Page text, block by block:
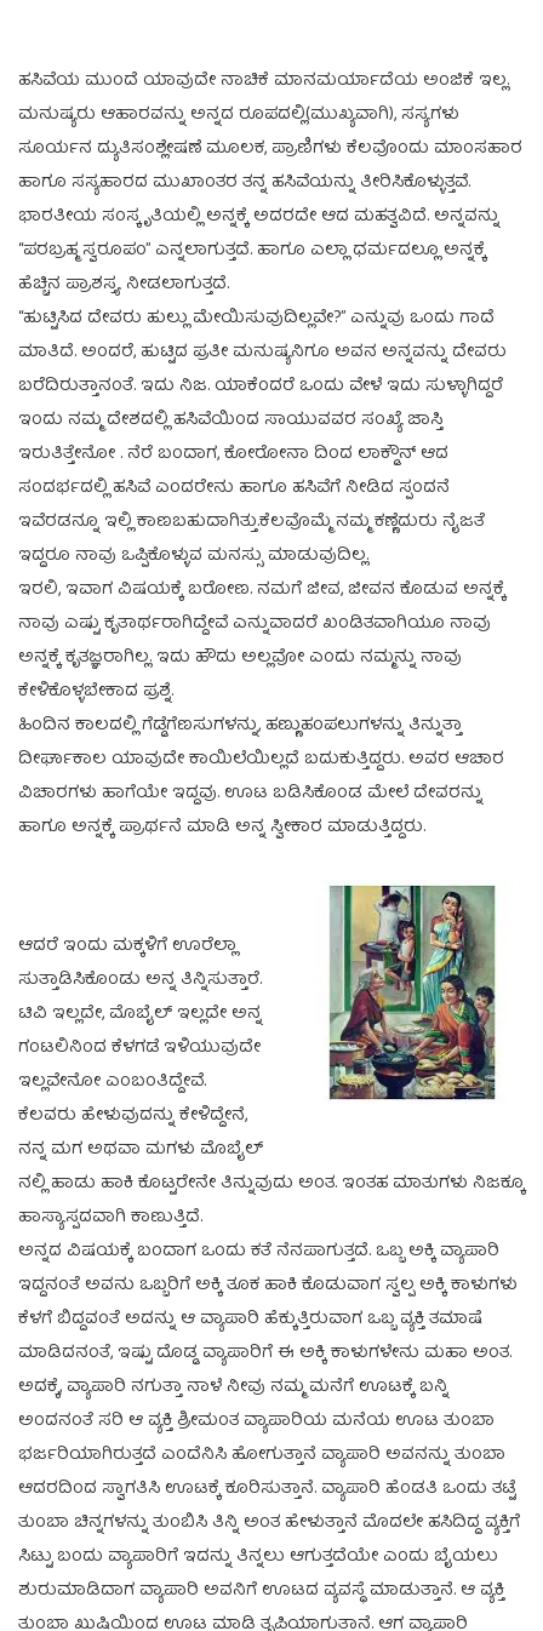
ಹಸಿವೆಯ ಮುಂದೆ ಯಾವುದೇ ನಾಚಿಕೆ ಮಾನಮರ್ಯಾದೆಯ ಅಂಜಿಕೆ ಇಲ್ಲ.
ಮನುಷ್ಯರು ಆಹಾರವನ್ನು ಅನ್ನದ ರೂಪದಲ್ಲಿ(ಮುಖ್ಯವಾಗಿ), ಸಸ್ಯಗಳು
ಸೂರ್ಯನ ದ್ಯುತಿಸಂಶ್ಲೇಷಣೆ ಮೂಲಕ, ಪ್ರಾಣಿಗಳು ಕೆಲವೊಂದು ಮಾಂಸಹಾರ
ಹಾಗೂ ಸಸ್ಯಹಾರದ‌ ಮುಖಾಂತರ ತನ್ನ ಹಸಿವೆಯನ್ನು‌ ತೀರಿಸಿಕೊಳ್ಳುತ್ತವೆ.
ಭಾರತೀಯ ಸಂಸ್ಕೃತಿಯಲ್ಲಿ ಅನ್ನಕ್ಕೆ ಅದರದೇ ಆದ ಮಹತ್ವವಿದೆ. ಅನ್ನವನ್ನು
“ಪರಬ್ರಹ್ಮ ಸ್ವರೂಪಂ” ಎನ್ನಲಾಗುತ್ತದೆ. ಹಾಗೂ ಎಲ್ಲಾ ಧರ್ಮದಲ್ಲೂ ಅನ್ನಕ್ಕೆ
ಹೆಚ್ಚಿನ ಪ್ರಾಶಸ್ತ್ಯ ನೀಡಲಾಗುತ್ತದೆ.
“ಹುಟ್ಟಿಸಿದ ದೇವರು ಹುಲ್ಲು ಮೇಯಿಸುವುದಿಲ್ಲವೇ?” ಎನ್ನುವು ಒಂದು ಗಾದೆ
ಮಾತಿದೆ. ಅಂದರೆ, ಹುಟ್ಟಿದ ಪ್ರತೀ ಮನುಷ್ಯನಿಗೂ ಅವನ ಅನ್ನವನ್ನು ದೇವರು
ಬರೆದಿರುತ್ತಾನಂತೆ. ಇದು ನಿಜ. ಯಾಕೆಂದರೆ ಒಂದು ವೇಳೆ ಇದು ಸುಳ್ಳಾಗಿದ್ದರೆ
ಇಂದು ನಮ್ಮ ದೇಶದಲ್ಲಿ ಹಸಿವೆಯಿಂದ ಸಾಯುವವರ ಸಂಖ್ಯೆ ಜಾಸ್ತಿ
ಇರುತಿತ್ತೇನೋ . ನೆರೆ ಬಂದಾಗ, ಕೋರೋನಾ ದಿಂದ ಲಾಕ್ಡೌನ್ ಆದ
ಸಂದರ್ಭದಲ್ಲಿ ಹಸಿವೆ ಎಂದರೇನು ಹಾಗೂ ಹಸಿವೆಗೆ ನೀಡಿದ ಸ್ಪಂದನೆ
ಇವೆರಡನ್ನೂ ಇಲ್ಲಿ ಕಾಣಬಹುದಾಗಿತ್ತು.ಕೆಲವೊಮ್ಮೆ‌ ನಮ್ಮ ಕಣ್ಣೆದುರು ನೈಜತೆ
ಇದ್ದರೂ ನಾವು ಒಪ್ಪಿಕೊಳ್ಳುವ‌ ಮನಸ್ಸು ಮಾಡುವುದಿಲ್ಲ.
ಇರಲಿ, ಇವಾಗ ವಿಷಯಕ್ಕೆ ಬರೋಣ. ನಮಗೆ ಜೀವ, ಜೀವನ ಕೊಡುವ ಅನ್ನಕ್ಕೆ‌
ನಾವು ಎಷ್ಟು ಕೃತಾರ್ಥರಾಗಿದ್ದೇವೆ ಎನ್ನುವಾದರೆ ಖಂಡಿತವಾಗಿಯೂ ನಾವು
ಅನ್ನಕ್ಕೆ ಕೃತಜ್ಞರಾಗಿಲ್ಲ. ಇದು‌ ಹೌದು ಅಲ್ಲವೋ ಎಂದು ನಮ್ಮನ್ನು‌ ನಾವು
ಕೇಳಿಕೊಳ್ಳಬೇಕಾದ ಪ್ರಶ್ನೆ.
ಹಿಂದಿನ ಕಾಲದಲ್ಲಿ ಗೆಡ್ಡೆಗೆಣಸುಗಳನ್ನು, ಹಣ್ಣುಹಂಪಲುಗಳನ್ನು ತಿನ್ನುತ್ತಾ
ದೀರ್ಘಾಕಾಲ ಯಾವುದೇ ಕಾಯಿಲೆಯಿಲ್ಲದೆ ಬದುಕುತ್ತಿದ್ದರು. ಅವರ ಆಚಾರ
ವಿಚಾರಗಳು ಹಾಗೆಯೇ ಇದ್ದವು. ಊಟ ಬಡಿಸಿಕೊಂಡ ಮೇಲೆ ದೇವರನ್ನು
ಹಾಗೂ ಅನ್ನಕ್ಕೆ ಪ್ರಾರ್ಥನೆ ಮಾಡಿ ಅನ್ನ ಸ್ವೀಕಾರ ಮಾಡುತ್ತಿದ್ದರು.
ಆದರೆ ಇಂದು ಮಕ್ಕಳಿಗೆ ಊರೆಲ್ಲಾ
ಸುತ್ತಾಡಿಸಿಕೊಂಡು ಅನ್ನ ತಿನ್ನಿಸುತ್ತಾರೆ.
ಟಿವಿ ಇಲ್ಲದೇ, ಮೊಬೈಲ್ ಇಲ್ಲದೇ ಅನ್ನ
ಗಂಟಲಿನಿಂದ ಕೆಳಗಡೆ ಇಳಿಯುವುದೇ
ಇಲ್ಲವೇನೋ ಎಂಬಂತಿದ್ದೇವೆ.
ಕೆಲವರು ಹೇಳುವುದನ್ನು ಕೇಳಿದ್ದೇನೆ,
ನನ್ನ ಮಗ ಅಥವಾ ಮಗಳು ಮೊಬೈಲ್
ನಲ್ಲಿ ಹಾಡು ಹಾಕಿ ಕೊಟ್ಟರೇನೇ ತಿನ್ನುವುದು ಅಂತ. ಇಂತಹ ಮಾತುಗಳು ನಿಜಕ್ಕೂ
ಹಾಸ್ಯಾಸ್ಪದವಾಗಿ‌ ಕಾಣುತ್ತಿದೆ.
ಅನ್ನದ ವಿಷಯಕ್ಕೆ ಬಂದಾಗ ಒಂದು ಕತೆ ನೆನಪಾಗುತ್ತದೆ. ಒಬ್ಬ ಅಕ್ಕಿ ವ್ಯಾಪಾರಿ
ಇದ್ದನಂತೆ ಅವನು ಒಬ್ಬರಿಗೆ ಅಕ್ಕಿ ತೂಕ ಹಾಕಿ ಕೊಡುವಾಗ ಸ್ವಲ್ಪ ಅಕ್ಕಿ ಕಾಳುಗಳು
ಕೆಳಗೆ ಬಿದ್ದವಂತೆ ಅದನ್ನು ಆ ವ್ಯಾಪಾರಿ ಹೆಕ್ಕುತ್ತಿರುವಾಗ ಒಬ್ಬ ವ್ಯಕ್ತಿ ತಮಾಷೆ
ಮಾಡಿದನಂತೆ, ಇಷ್ಟು ದೊಡ್ಡ ವ್ಯಾಪಾರಿಗೆ ಈ ಅಕ್ಕಿ ಕಾಳುಗಳೇನು ಮಹಾ ಅಂತ.
ಅದಕ್ಕೆ, ವ್ಯಾಪಾರಿ ನಗುತ್ತಾ ನಾಳೆ ನೀವು ನಮ್ಮ ಮನೆಗೆ ಊಟಕ್ಕೆ ಬನ್ನಿ
ಅಂದನಂತೆ ಸರಿ‌ ಆ ವ್ಯಕ್ತಿ ಶ್ರೀಮಂತ ವ್ಯಾಪಾರಿಯ ಮನೆಯ ಊಟ ತುಂಬಾ
ಭರ್ಜರಿಯಾಗಿರುತ್ತದೆ ಎಂದೆನಿಸಿ ಹೋಗುತ್ತಾನೆ ವ್ಯಾಪಾರಿ ಅವನನ್ನು ತುಂಬಾ
ಆದರದಿಂದ ಸ್ವಾಗತಿಸಿ ಊಟಕ್ಕೆ ಕೂರಿಸುತ್ತಾನೆ. ವ್ಯಾಪಾರಿ ಹೆಂಡತಿ ಒಂದು ತಟ್ಟೆ
ತುಂಬಾ ಚಿನ್ನಗಳನ್ನು ತುಂಬಿಸಿ ತಿನ್ನಿ ಅಂತ ಹೇಳುತ್ತಾನೆ ಮೊದಲೇ ಹಸಿದಿದ್ದ ವ್ಯಕ್ತಿಗೆ
ಸಿಟ್ಟು ಬಂದು ವ್ಯಾಪಾರಿಗೆ ಇದನ್ನು ತಿನ್ನಲು ಆಗುತ್ತದೆಯೇ ಎಂದು ಬೈಯಲು
ಶುರುಮಾಡಿದಾಗ ವ್ಯಾಪಾರಿ ಅವನಿಗೆ ಊಟದ ವ್ಯವಸ್ಥೆ ಮಾಡುತ್ತಾನೆ. ಆ ವ್ಯಕ್ತಿ
ತುಂಬಾ ಖುಷಿಯಿಂದ ಊಟ ಮಾಡಿ ತೃಪ್ತಿಯಾಗುತ್ತಾನೆ. ಆಗ ವ್ಯಾಪಾರಿ